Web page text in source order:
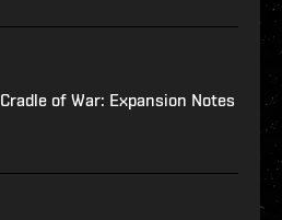
Cradle of War: Expansion Notes